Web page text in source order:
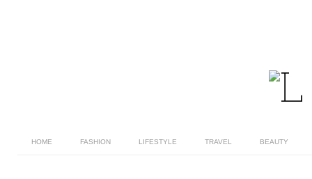
HOME FASHION LIFESTYLE TRAVEL BEAUTY